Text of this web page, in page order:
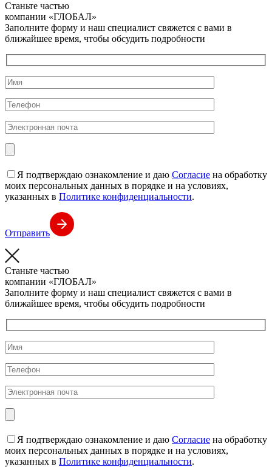
Станьте частью
компании «ГЛОБАЛ»
Заполните форму и наш специалист свяжется с вами в
ближайшее время, чтобы обсудить подробности
Я подтверждаю ознакомление и даю Согласие на обработку
моих персональных данных в порядке и на условиях,
указанных в Политике конфиденциальности.
Отправить
Станьте частью
компании «ГЛОБАЛ»
Заполните форму и наш специалист свяжется с вами в
ближайшее время, чтобы обсудить подробности
Я подтверждаю ознакомление и даю Согласие на обработку
моих персональных данных в порядке и на условиях,
указанных в Политике конфиденциальности.